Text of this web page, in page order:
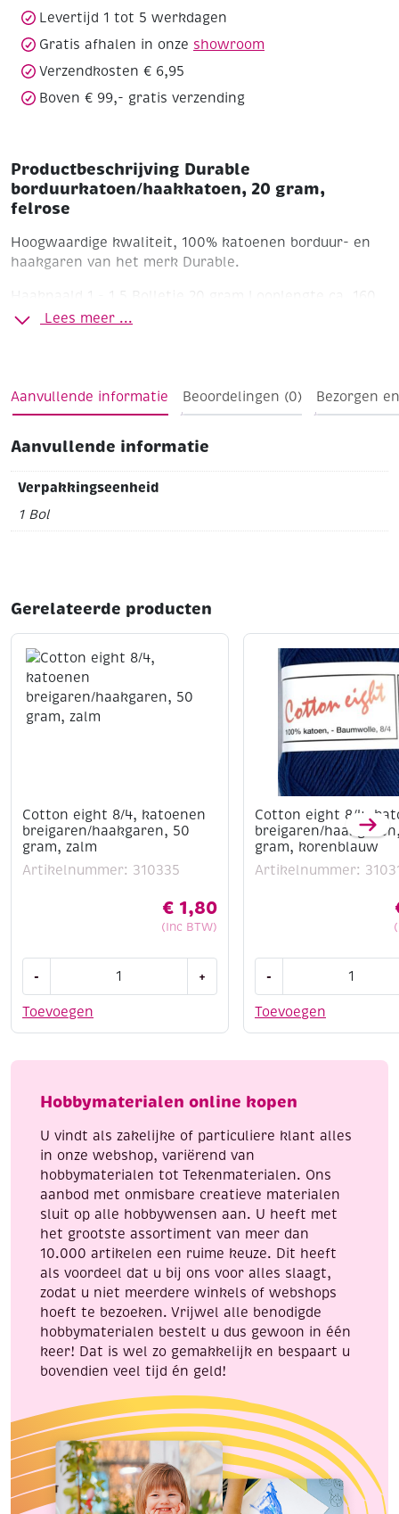
Levertijd 1 tot 5 werkdagen
Gratis afhalen in onze showroom
Verzendkosten € 6,95
Boven € 99,- gratis verzending
Productbeschrijving Durable
borduurkatoen/haakkatoen, 20 gram,
felrose
Hoogwaardige kwaliteit, 100% katoenen borduur- en
haakgaren van het merk Durable.
Haaknaald 1 - 1,5 Bolletje 20 gram
Looplengte ca. 160
meter Wasbaar tot 60'C
Lees meer ...
Aanvullende informatie Beoordelingen (0) Bezorgen
Aanvullende informatie
Verpakkingseenheid
1 Bol
Gerelateerde producten
Cotton eight 8/4, katoenen
breigaren/haakgaren, 50
gram, zalm
Artikelnummer: 310335
€ 1,80
(Inc BTW)
Toevoegen
-
8/4,
50
zalm
+
Cotton eight 8/4,
breigaren/
gram, korenblauw
Artikelnummer:
Toevoegen
-
8/4,
50
korenblauw
Hobbymaterialen online kopen
U vindt als zakelijke of particuliere klant alles
in onze webshop, variërend van
hobbymaterialen tot Tekenmaterialen. Ons
aanbod met onmisbare creatieve materialen
sluit op alle hobbywensen aan. U heeft met
het grootste assortiment van meer dan
10.000 artikelen een ruime keuze. Dit heeft
als voordeel dat u bij ons voor alles slaagt,
zodat u niet meerdere winkels of webshops
hoeft te bezoeken. Vrijwel alle benodigde
hobbymaterialen bestelt u dus gewoon in één
keer! Dat is wel zo gemakkelijk en bespaart u
bovendien veel tijd én geld!